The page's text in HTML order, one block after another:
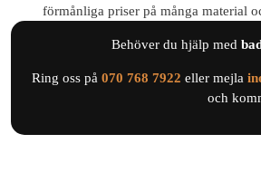
förmånliga priser på många material
Behöver du hjälp med
Ring oss på 070 768 7922 eller mejla
och